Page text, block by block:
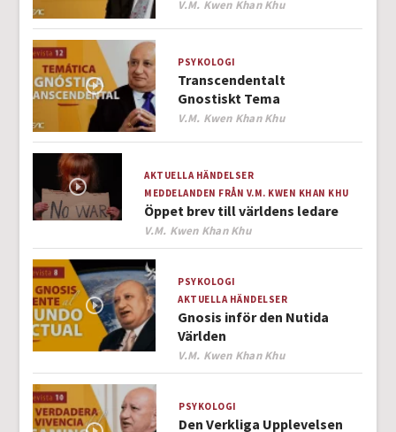
Author
V.M. Kwen Khan Khu
PSYKOLOGI
Transcendentalt
Gnostiskt Tema
Author
V.M. Kwen Khan Khu
AKTUELLA HÄNDELSER
MEDDELANDEN FRÅN V.M. KWEN KHAN KHU
Öppet brev till världens ledare
Author
V.M. Kwen Khan Khu
PSYKOLOGI
AKTUELLA HÄNDELSER
Gnosis inför den Nutida
Världen
Author
V.M. Kwen Khan Khu
PSYKOLOGI
Den Verkliga Upplevelsen